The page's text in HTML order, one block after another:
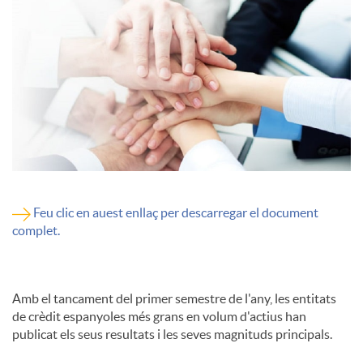
i
g
Feu clic en auest enllaç per descarregar el document
complet.
Amb el tancament del primer semestre de l'any, les entitats
de crèdit espanyoles més grans en volum d'actius han
publicat els seus resultats i les seves magnituds principals.